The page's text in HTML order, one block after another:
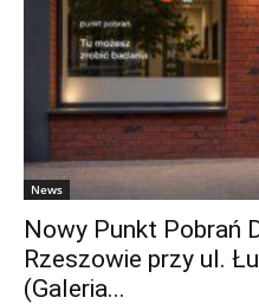
News
Nowy Punkt Pobrań
Rzeszowie przy ul.
(Galeria...